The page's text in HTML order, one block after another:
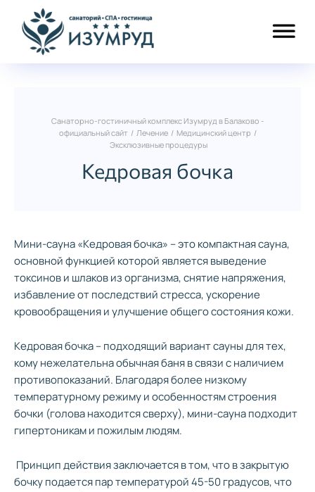
Санаторно-гостиничный комплекс Изумруд в Балаково -
официальный сайт / Лечение/ Медицинский центр /
Эксклюзивные процедуры
Кедровая бочка
Мини-сауна «Кедровая бочка» – это компактная сауна,
основной функцией которой является выведение
токсинов и шлаков из организма, снятие напряжения,
избавление от последствий стресса, ускорение
кровообращения и улучшение общего состояния кожи.
Кедровая бочка – подходящий вариант сауны для тех,
кому нежелательна обычная баня в связи с наличием
противопоказаний. Благодаря более низкому
температурному режиму и особенностям строения
бочки (голова находится сверху), мини-сауна подходит
гипертоникам и пожилым людям.
Принцип действия заключается в том, что в закрытую
бочку подается пар температурой 45-50 градусов, что